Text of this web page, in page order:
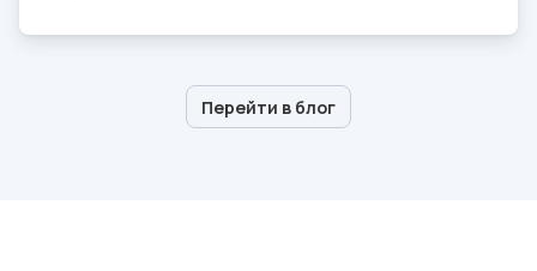
Перейти в блог